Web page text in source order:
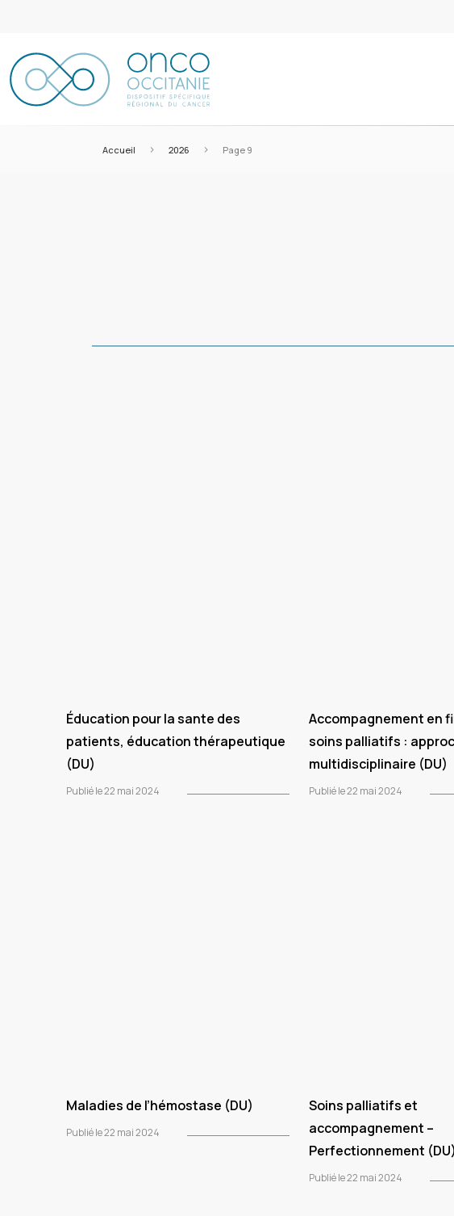
Accueil > 2026 > Page 9
Éducation pour la sante des
patients, éducation thérapeutique
(DU)
Publié le 22 mai 2024
Accompagnement en
soins palliatifs :
multidisciplinaire (DU)
Publié le 22 mai 2024
Maladies de l’hémostase (DU)
Publié le 22 mai 2024
Soins palliatifs et
accompagnement –
Perfectionnement (DU)
Publié le 22 mai 2024